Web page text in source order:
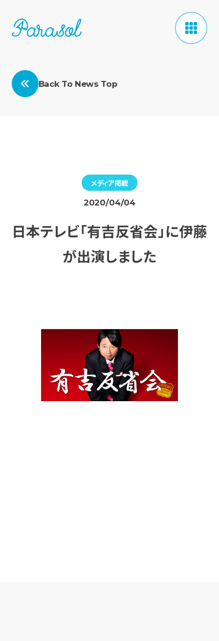
Back To News Top
メディア掲載
2020/04/04
日本テレビ「有吉反省会」に伊藤
が出演しました